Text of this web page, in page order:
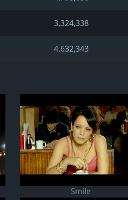
3,324,338
4,632,343
Smile